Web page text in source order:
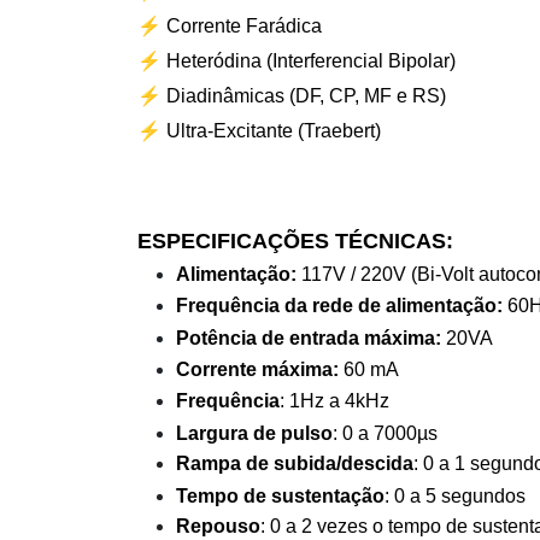
⚡ Corrente Farádica
⚡ Heteródina (Interferencial Bipolar)
⚡ Diadinâmicas (DF, CP, MF e RS)
⚡ Ultra-Excitante (Traebert)
ESPECIFICAÇÕES TÉCNICAS:
Alimentação: 117V / 220V (Bi-Volt
Frequência da rede de alimentação:
Potência de entrada máxima: 20VA
Corrente máxima: 60 mA
Frequência: 1Hz a 4kHz
Largura de pulso: 0 a 7000µs
Rampa de subida/descida: 0 a 1
Tempo de sustentação: 0 a 5 segundos
Repouso: 0 a 2 vezes o tempo de